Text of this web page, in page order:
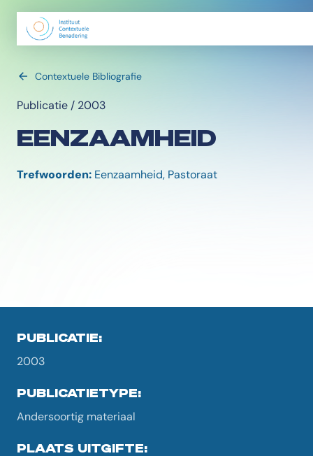
Contextuele Bibliografie
Publicatie / 2003
EENZAAMHEID
Trefwoorden: Eenzaamheid, Pastoraat
PUBLICATIE:
2003
PUBLICATIETYPE:
Andersoortig materiaal
PLAATS UITGIFTE: